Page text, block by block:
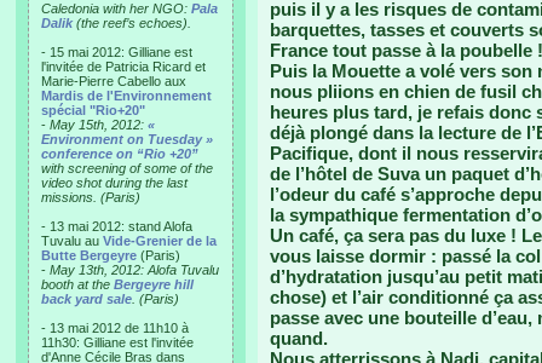
Caledonia with her NGO: Pala
Dalik (the reef’s echoes).
- 15 mai 2012: Gilliane est
l'invitée de Patricia Ricard et
Marie-Pierre Cabello aux
Mardis de l'Environnement
spécial "Rio+20"
- May 15th, 2012: «
Environment on Tuesday »
conference on “Rio +20”
with screening of some of the
video shot during the last
missions. (Paris)
- 13 mai 2012: stand Alofa
Tuvalu au Vide-Grenier de la
Butte Bergeyre (Paris)
- May 13th, 2012: Alofa Tuvalu
booth at the Bergeyre hill
back yard sale . (Paris)
- 13 mai 2012 de 11h10 à
11h30: Gilliane est l'invitée
d'Anne Cécile Bras dans
puis il y a les risques de
barquettes, tasses et couverts
France tout passe à la poubelle !
Puis la Mouette a volé vers
nous pliions en chien de fusil
heures plus tard, je refais donc
déjà plongé dans la lecture de
Pacifique, dont il nous
de l’hôtel de Suva un paquet
l’odeur du café s’approche
la sympathique fermentation
Un café, ça sera pas du luxe !
vous laisse dormir : passé la
d’hydratation jusqu’au petit
chose) et l’air conditionné ça
passe avec une bouteille
quand.
Nous atterrissons à Nadi,